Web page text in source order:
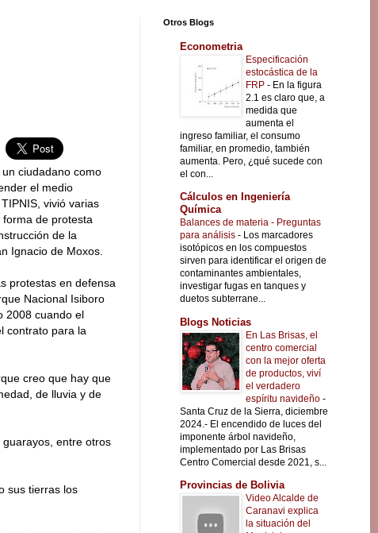
ciudadano como
el medio
vivió varias
de protesta
de la
Ignacio de Moxos.
protestas en defensa
Nacional Isiboro
2008 cuando el
contrato para la
creo que hay que
de lluvia y de
entre otros
sus tierras los
Otros Blogs
Econometria
Especificación
estocástica de la
FRP - En la figura
2.1 es claro que, a
medida que
aumenta el
ingreso familiar, el consumo
familiar, en promedio, también
aumenta. Pero, ¿qué sucede con
el con...
Cálculos en Ingeniería
Química
Balances de materia - Preguntas
para análisis - Los marcadores
isotópicos en los compuestos
sirven para identificar el origen de
contaminantes ambientales,
investigar fugas en tanques y
duetos subterrane...
Blogs Noticias
En Las Brisas, el
centro comercial
con la mejor oferta
de productos, viví
el verdadero
espíritu navideño -
Santa Cruz de la Sierra, diciembre
2024.- El encendido de luces del
imponente árbol navideño,
implementado por Las Brisas
Centro Comercial desde 2021, s...
Provincias de Bolivia
Video Alcalde de
Caranavi explica
la situación del